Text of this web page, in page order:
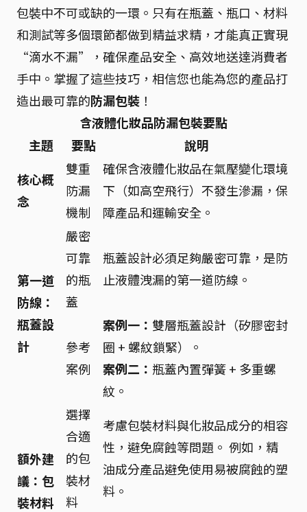
包裝中不可或缺的一環。只有在瓶蓋、瓶口、材料
和測試等多個環節都做到精益求精，才能真正實現
“滴水不漏”，確保產品安全、高效地送達消費者
手中。掌握了這些技巧，相信您也能為您的產品打
造出最可靠的防漏包裝 ！
含液體化妝品防漏包裝要點
主題
要點
說明
核心概
念
雙重
防漏
機制
確保含液體化妝品在氣壓變化環境
下（如高空飛行）不發生滲漏，保
障產品和運輸安全。
第一道
防線：
瓶蓋設
計
嚴密
可靠
的瓶
蓋
瓶蓋設計必須足夠嚴密可靠，是防
止液體洩漏的第一道防線。
參考
案例
案例一： 雙層瓶蓋設計（矽膠密封
圈 + 螺紋鎖緊）。
案例二： 瓶蓋內置彈簧 + 多重螺
紋。
額外建
議：包
裝材料
選擇
合適
的包
裝材
料
考慮包裝材料與化妝品成分的相容
性，避免腐蝕等問題。 例如，精
油成分產品避免使用易被腐蝕的塑
料。